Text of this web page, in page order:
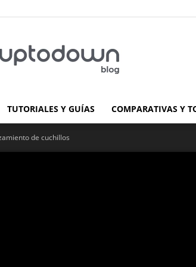
Blog
TUTORIALES Y GUÍAS COMPARATIVAS Y
de cuchillos